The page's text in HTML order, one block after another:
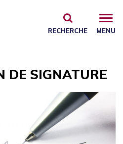
MENU
RECHERCHE
DE SIGNATURE